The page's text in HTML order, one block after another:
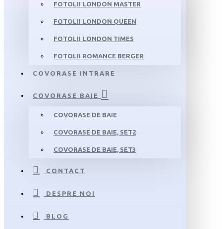
FOTOLII LONDON MASTER
FOTOLII LONDON QUEEN
FOTOLII LONDON TIMES
FOTOLII ROMANCE BERGER
COVORASE INTRARE
COVORASE BAIE
COVORASE DE BAIE
COVORASE DE BAIE, SET2
COVORASE DE BAIE, SET3
CONTACT
DESPRE NOI
BLOG